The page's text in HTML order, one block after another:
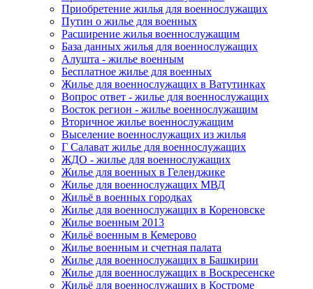
Приобретение жилья для военнослужащих
Путин о жилье для военных
Расширение жилья военнослужащим
База данных жилья для военнослужащих
Алушта - жилье военным
Бесплатное жилье для военных
Жилье для военнослужащих в Ватутинках
Вопрос ответ - жилье для военнослужащих
Восток регион - жилье военнослужащим
Вторичное жилье военнослужащим
Выселение военнослужащих из жилья
Г Салават жилье для военнослужащих
ЖДО - жилье для военнослужащих
Жилье для военных в Геленджике
Жилье для военнослужащих МВД
Жильё в военных городках
Жилье для военнослужащих в Кореновске
Жилье военным 2013
Жильё военным в Кемерово
Жилье военным и счетная палата
Жилье для военнослужащих в Башкирии
Жилье для военнослужащих в Воскресенске
Жильё для военнослужащих в Костроме